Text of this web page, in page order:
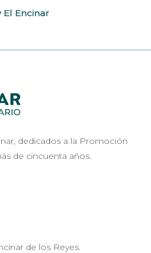
El Encinar
dedicados a la Promoción
de cincuenta años.
de los Reyes.